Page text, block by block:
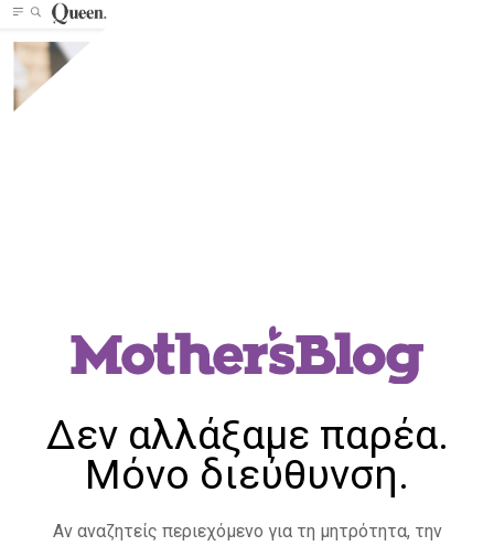
Δεν αλλάξαμε παρέα.
Μόνο διεύθυνση.
Αν αναζητείς περιεχόμενο για τη μητρότητα, την